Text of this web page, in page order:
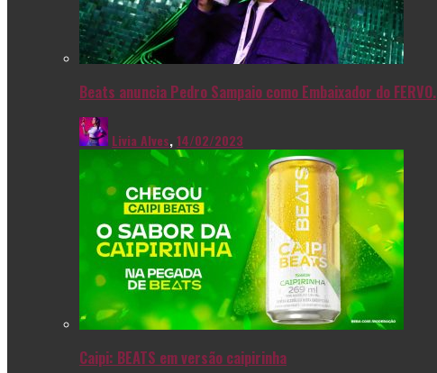
Beats anuncia Pedro Sampaio como Embaixador do FERVO.
Livia Alves,14/02/2023
Caipi: BEATS em versão caipirinha